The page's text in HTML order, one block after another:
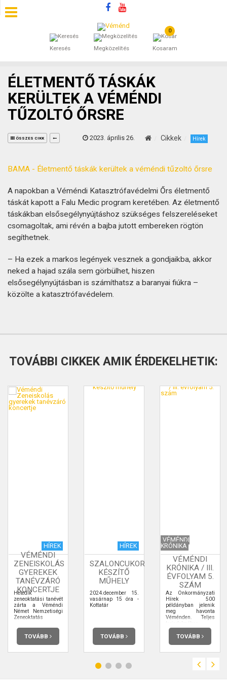
Keresés Megközelítés
0
Kosaram
SZÁLLÁSOK
ÁLTALÁNOS SZERZŐDÉSI FELTÉTELEK
KINCSES BARANYA VÉMÉND
KAPCSOLAT
ÉLETMENTŐ TÁSKÁK
KERÜLTEK A VÉMÉNDI
TŰZOLTÓ ŐRSRE
ÖSSZES CIKK 2023. április 26. Cikkek Hírek
BAMA - Életmentő táskák kerültek a véméndi tűzoltó őrsre
A napokban a Véméndi Katasztrófavédelmi Őrs életmentő
táskát kapott a Falu Medic program keretében. Az életmentő
táskákban elsősegélynyújtáshoz szükséges felszereléseket
csomagoltak, ami révén a bajba jutott embereken rögtön
segíthetnek.
– Ha ezek a markos legények vesznek a gondjaikba, akkor
neked a hajad szála sem görbülhet, hiszen
elsősegélynyújtásban is számíthatsz a baranyai fiúkra –
közölte a katasztrófavédelem.
TOVÁBBI CIKKEK AMIK ÉRDEKELHETIK:
HÍREK
VÉMÉNDI
ZENEISKOLÁS
GYEREKEK
TANÉVZÁRÓ
KONCERTJE
Hetedik
zeneoktatási tanévét
zárta a Véméndi
Német Nemzetiségi
Zeneoktatás
TOVÁBB
HÍREK
SZALONCUKOR
KÉSZÍTŐ
MŰHELY
2024.december 15.
vasárnap 15 óra -
Kottatár
TOVÁBB
VÉMÉNDI
KRÓNIKA
VÉMÉNDI
KRÓNIKA / III.
ÉVFOLYAM 5.
SZÁM
Az Önkormányzati
Hírek 500
példányban jelenik
meg havonta
Véménden. Teljes
terjedelmében
elolvashatja.
TOVÁBB